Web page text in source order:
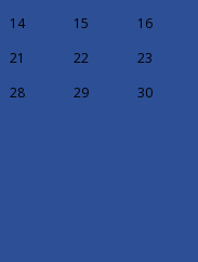
14 15
16
21 22
23
28 29
30